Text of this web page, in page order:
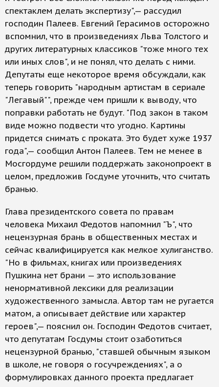
спектаклем делать экспертизу",— рассудил
господин Палеев. Евгений Герасимов осторожно
вспомнил, что в произведениях Льва Толстого и
других литературных классиков "тоже много тех
или иных слов", и не понял, что делать с ними.
Депутаты еще некоторое время обсуждали, как
теперь говорить "народным артистам в сериале
"Легавый"", прежде чем пришли к выводу, что
поправки работать не будут. "Под закон в таком
виде можно подвести что угодно. Картины
придется снимать с проката. Это будет хуже 1937
года",— сообщил Антон Палеев. Тем не менее в
Мосгордуме решили поддержать законопроект в
целом, предложив Госдуме уточнить, что считать
бранью.
Глава президентского совета по правам
человека Михаил Федотов напомнил "Ъ", что
нецензурная брань в общественных местах и
сейчас квалифицируется как мелкое хулиганство.
"Но в фильмах, книгах или произведениях
Пушкина нет брани — это использование
ненормативной лексики для реализации
художественного замысла. Автор там не ругается
матом, а описывает действие или характер
героев",— пояснил он. Господин Федотов считает,
что депутатам Госдумы стоит озаботиться
нецензурной бранью, "ставшей обычным языком
в школе, не говоря о госучреждениях", а о
формулировках данного проекта предлагает